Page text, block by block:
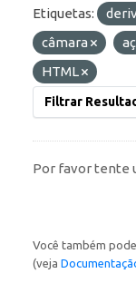
Etiquetas:
câmara
HTML
Filtrar
Por favor tente
Você também
(veja